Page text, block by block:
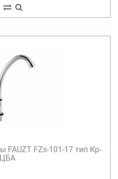
FAUZT FZs-101-17 тип Кр-
ЦБА